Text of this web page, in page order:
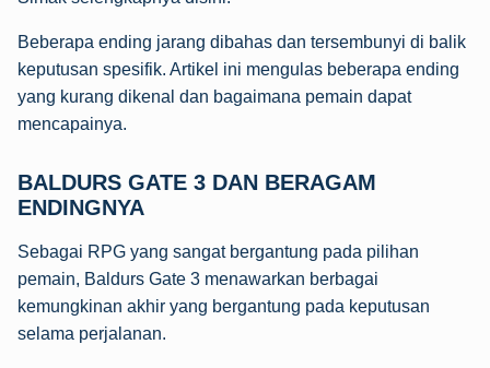
Beberapa ending jarang dibahas dan tersembunyi di balik
keputusan spesifik. Artikel ini mengulas beberapa ending
yang kurang dikenal dan bagaimana pemain dapat
mencapainya.
BALDURS GATE 3 DAN BERAGAM
ENDINGNYA
Sebagai RPG yang sangat bergantung pada pilihan
pemain, Baldurs Gate 3 menawarkan berbagai
kemungkinan akhir yang bergantung pada keputusan
selama perjalanan.